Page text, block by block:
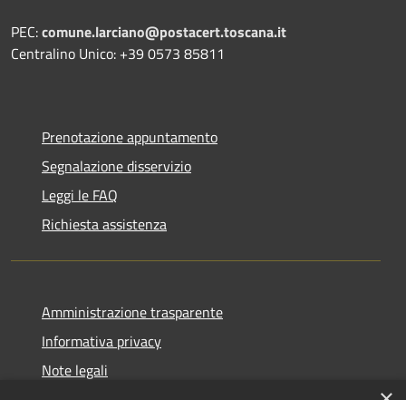
PEC:comune.larciano@postacert.toscana.it
Centralino Unico: +39 0573 85811
Prenotazione appuntamento
Segnalazione disservizio
Leggi le FAQ
Richiesta assistenza
Amministrazione trasparente
Informativa privacy
Note legali